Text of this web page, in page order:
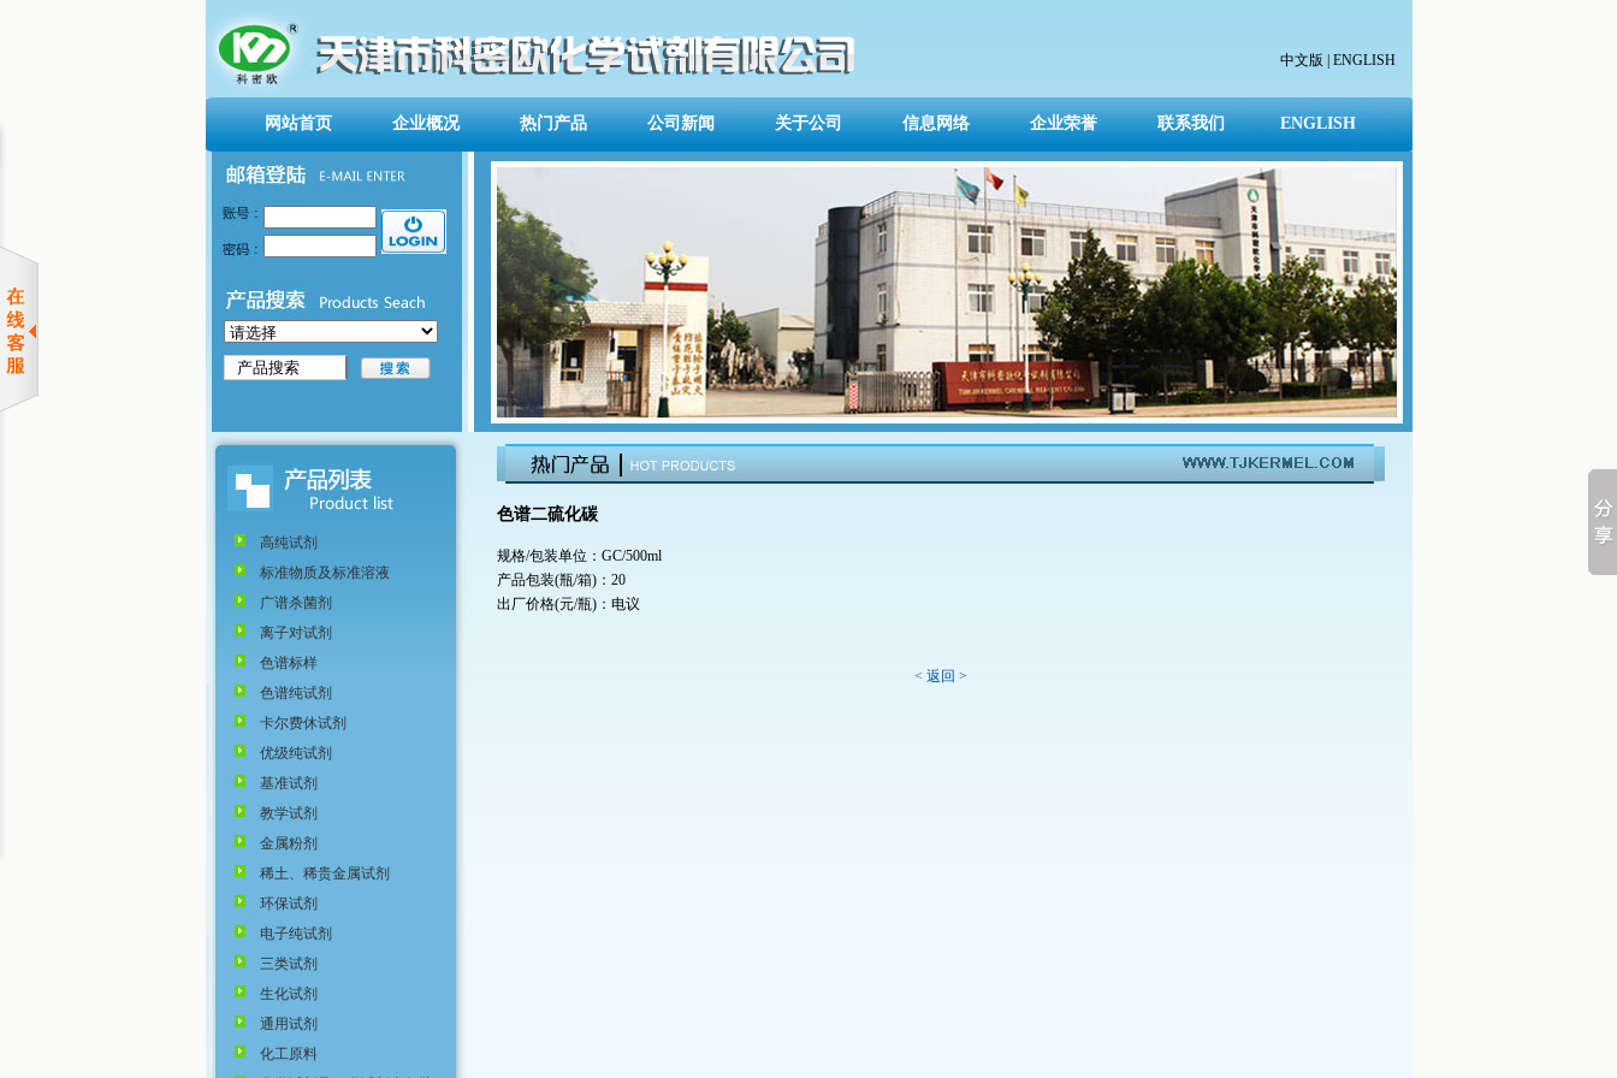
中文版 ENGLISH
网站首页 企业概况 热门产品 公司新闻 关于公司 信息网络 企业荣誉 联系我们 ENGLISH
高纯试剂
标准物质及标准溶液
广谱杀菌剂
离子对试剂
色谱标样
色谱纯试剂
卡尔费休试剂
优级纯试剂
基准试剂
教学试剂
金属粉剂
稀土、稀贵金属试剂
环保试剂
电子纯试剂
三类试剂
生化试剂
通用试剂
化工原料
色谱二硫化碳
规格/包装单位：GC/500ml
产品包装(瓶/箱)：20
出厂价格(元/瓶)：电议
< 返回 >